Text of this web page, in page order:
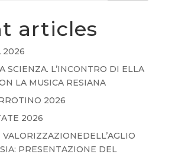
articles
2026
SCIENZA. L’INCONTRO DI ELLA
LA MUSICA RESIANA
2026
2026
PRESENTAZIONE DEL